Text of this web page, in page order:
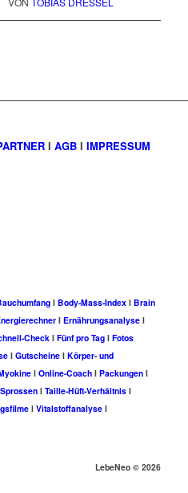
I AGBI IMPRESSUM
I Body-Mass-IndexI Brain
I ErnährungsanalyseI
CheckI Fünf pro TagI Fotos
I GutscheineI Körper- und
I Online-CoachI PackungenI
SprossenI Taille-Hüft-VerhältnisI
I VitalstoffanalyseI
LebeNeo ©2026